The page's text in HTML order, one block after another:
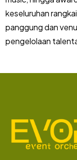
keseluruhan
panggung dan
pengelolaan